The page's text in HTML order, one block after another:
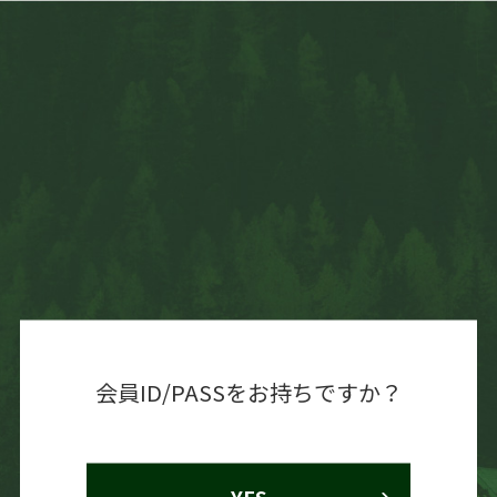
会員ID/PASSをお持ちですか？